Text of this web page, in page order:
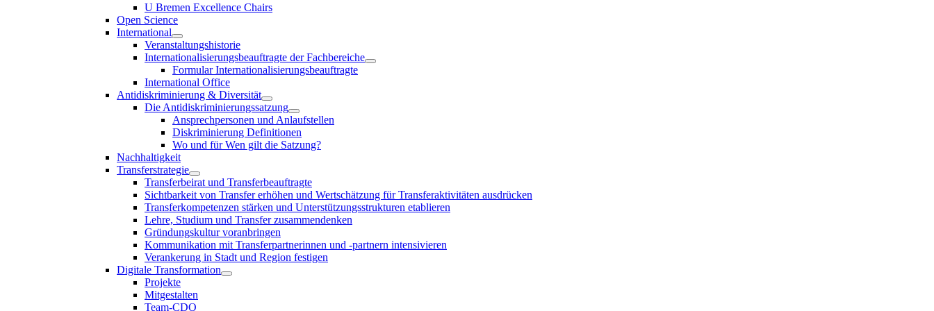
U Bremen Excellence Chairs
Open Science
International
Veranstaltungshistorie
Internationalisierungsbeauftragte der Fachbereiche
Formular Internationalisierungsbeauftragte
International Office
Antidiskriminierung & Diversität
Die Antidiskriminierungssatzung
Ansprechpersonen und Anlaufstellen
Diskriminierung Definitionen
Wo und für Wen gilt die Satzung?
Nachhaltigkeit
Transferstrategie
Transferbeirat und Transferbeauftragte
Sichtbarkeit von Transfer erhöhen und Wertschätzung für Transferaktivitäten ausdrücken
Transferkompetenzen stärken und Unterstützungsstrukturen etablieren
Lehre, Studium und Transfer zusammendenken
Gründungskultur voranbringen
Kommunikation mit Transferpartnerinnen und -partnern intensivieren
Verankerung in Stadt und Region festigen
Digitale Transformation
Projekte
Mitgestalten
Team-CDO